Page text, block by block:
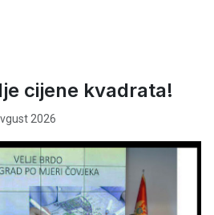
cijene kvadrata!
2026